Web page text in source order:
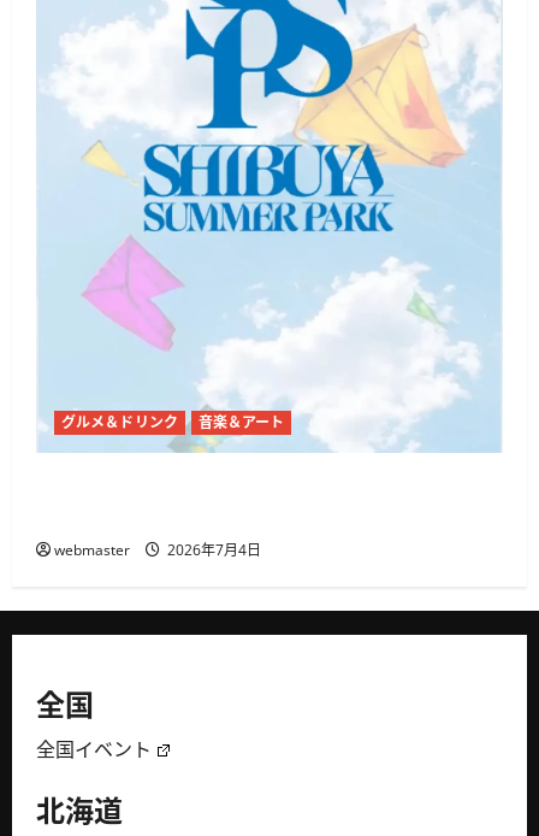
グルメ＆ドリンク 音楽＆アート
webmaster 2026年7月4日
全国
全国イベント
北海道